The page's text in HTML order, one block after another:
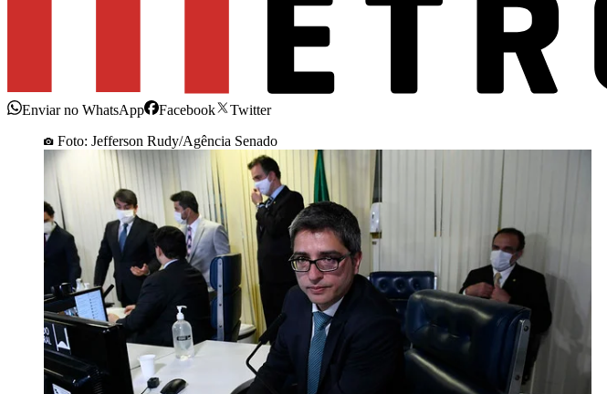
Enviar no WhatsApp Facebook
Twitter
Foto: Jefferson Rudy/Agência Senado